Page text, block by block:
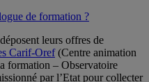
de formation ?
leurs offres de
Carif-Oref(Centre animation
formation – Observatoire
par l’Etat pour collecter